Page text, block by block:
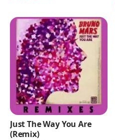
Just The Way You Are
(Remix)